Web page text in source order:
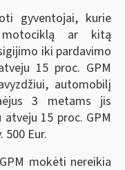
gyventojai, kurie
motociklą ar kitą
iki pardavimo
15 proc. GPM
automobilį
3 metams jis
15 proc. GPM
Eur.
mokėti nereikia